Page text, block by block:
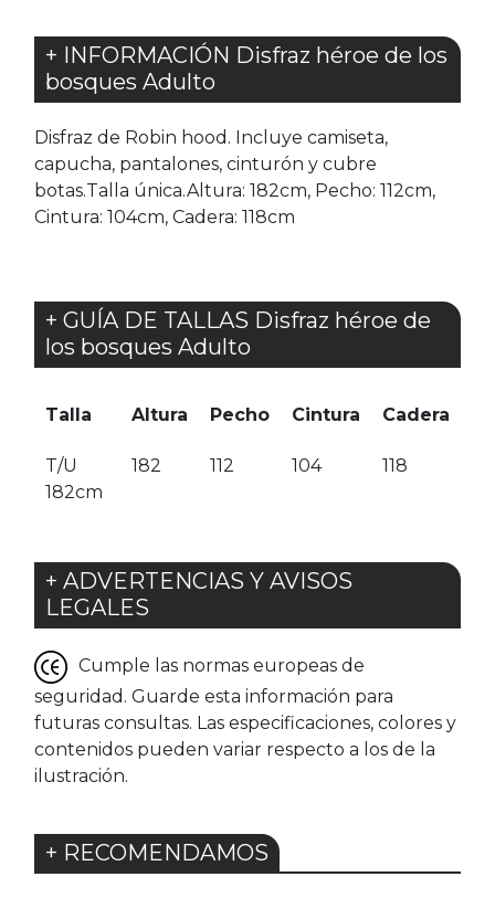
+ INFORMACIÓN Disfraz héroe de los
bosques Adulto
Disfraz de Robin hood. Incluye camiseta,
capucha, pantalones, cinturón y cubre
botas.Talla única.Altura: 182cm, Pecho: 112cm,
Cintura: 104cm, Cadera: 118cm
+ GUÍA DE TALLAS Disfraz héroe de
los bosques Adulto
Talla Altura Pecho Cintura Cadera
T/U
182cm
182 112 104 118
+ ADVERTENCIAS Y AVISOS
LEGALES
Cumple las normas europeas de
seguridad. Guarde esta información para
futuras consultas. Las especificaciones, colores y
contenidos pueden variar respecto a los de la
ilustración.
+ RECOMENDAMOS